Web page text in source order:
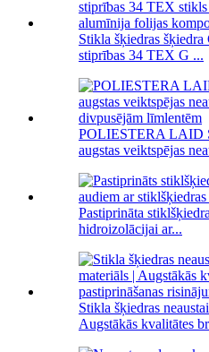
Stikla šķiedras
stiprības 34 TEX G ...
POLIESTERA LAID
augstas veiktspējas
Pastiprināta
hidroizolācijai ar...
Stikla šķiedras
Augstākās kvalitātes